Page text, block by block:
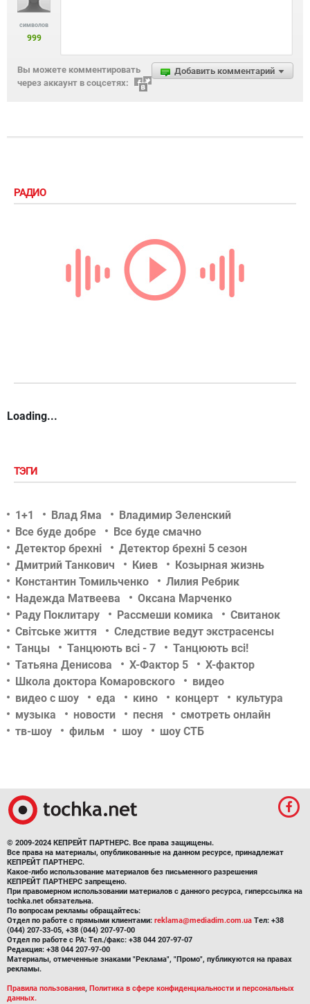
символов
999
Добавить комментарий
Вы можете комментировать
через аккаунт в соцсетях:
РАДИО
Loading...
ТЭГИ
1+1 Влад Яма
Владимир Зеленский
Все буде добре
Все буде смачно
Детектор брехні
Детектор брехні 5 сезон
Дмитрий Танкович
Киев
Козырная жизнь
Константин Томильченко
Лилия Ребрик
Надежда Матвеева
Оксана Марченко
Раду Поклитару
Рассмеши комика
Свитанок
Світське життя
Следствие ведут экстрасенсы
Танцы
Танцюють всі - 7
Танцюють всі!
Татьяна Денисова
Х-Фактор 5
Х-фактор
Школа доктора Комаровского
видео
видео с шоу
еда кино концерт
культура
музыка
новости песня
смотреть онлайн
тв-шоу
фильм шоу шоу СТБ
© 2009-2024 КЕПРЕЙТ ПАРТНЕРС. Все права защищены.
Все права на материалы, опубликованные на данном ресурсе, принадлежат
КЕПРЕЙТ ПАРТНЕРС.
Какое-либо использование материалов без письменного разрешения
КЕПРЕЙТ ПАРТНЕРС запрещено.
При правомерном использовании материалов с данного ресурса, гиперссылка на
tochka.net обязательна.
По вопросам рекламы обращайтесь:
Отдел по работе с прямыми клиентами: reklama@mediadim.com.ua Тел: +38
(044) 207-33-05, +38 (044) 207-97-00
Отдел по работе с РА: Тел./факс: +38 044 207-97-07
Редакция: +38 044 207-97-00
Материалы, отмеченные знаками "Реклама", "Промо", публикуются на правах
рекламы.
Правила пользования, Политика в сфере конфиденциальности и персональных
данных.